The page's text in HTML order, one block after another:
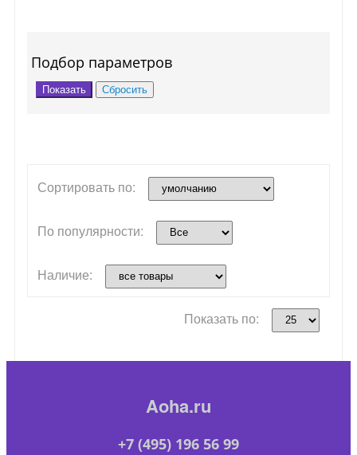
Подбор параметров
Сортировать по:
По популярности:
Наличие:
Показать по:
Aoha.ru
+7 (495) 196 56 99